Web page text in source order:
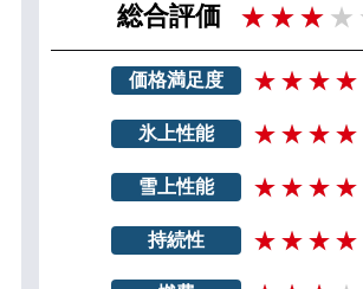
総合評価
価格満足度
氷上性能
雪上性能
持続性